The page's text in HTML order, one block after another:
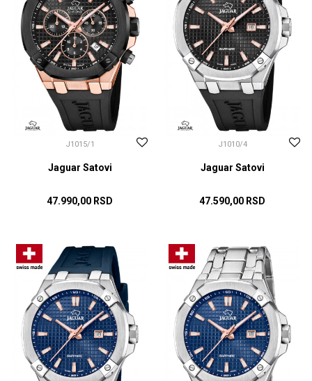
J1015/1
Jaguar Satovi
47.990,00 RSD
DODAJ U KORPU
J1010/4
Jaguar Satovi
47.590,00 RSD
DODAJ U KORPU